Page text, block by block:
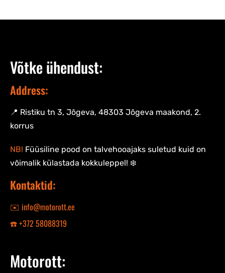
Võtke ühendust:
Address:
📍 Ristiku tn 3, Jõgeva, 48303 Jõgeva maakond, 2.
korrus
NB! Füüsiline pood on talvehooajaks suletud kuid on
võimalik külastada kokkuleppel! ❄️
Kontaktid:
✉️ info@motorott.ee
☎️ +372 58088319
Motorott: